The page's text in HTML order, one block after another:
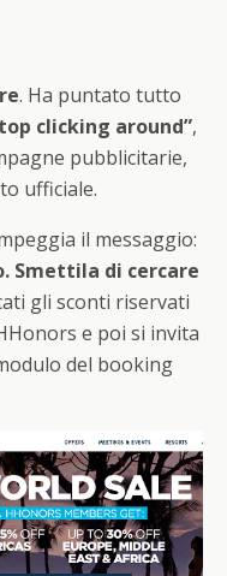
. Ha puntato tutto
clicking around”,
pubblicitarie,
ufficiale.
il messaggio:
Smettila di cercare
gli sconti riservati
e poi si invita
del booking